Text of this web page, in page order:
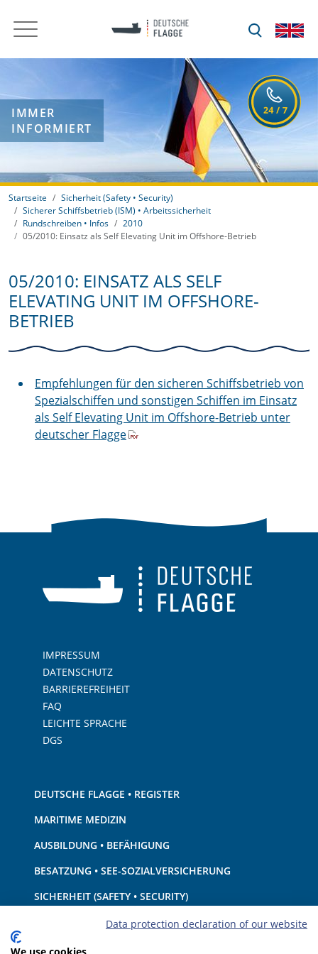
IMMER
INFORMIERT
Startseite
Sicherheit (Safety • Security)
Sicherer Schiffsbetrieb (ISM) • Arbeitssicherheit
Rundschreiben • Infos
2010
05/2010: Einsatz als Self Elevating Unit im Offshore-Betrieb
05/2010: EINSATZ ALS SELF
ELEVATING UNIT IM OFFSHORE-
BETRIEB
Empfehlungen für den sicheren Schiffsbetrieb von
Spezialschiffen und sonstigen Schiffen im Einsatz
als Self Elevating Unit im Offshore-Betrieb unter
deutscher Flagge
IMPRESSUM
DATENSCHUTZ
BARRIEREFREIHEIT
FAQ
LEICHTE SPRACHE
DGS
DEUTSCHE FLAGGE • REGISTER
MARITIME MEDIZIN
AUSBILDUNG • BEFÄHIGUNG
BESATZUNG • SEE-SOZIALVERSICHERUNG
SICHERHEIT (SAFETY • SECURITY)
SCHIFF • AUSRÜSTUNG
UMWELTSCHUTZ • KLIMA
Data protection declaration of our website